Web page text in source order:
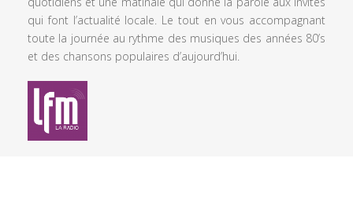
qui font l’actualité locale. Le tout en vous accompagnant
toute la journée au rythme des musiques des années 80’s
et des chansons populaires d’aujourd’hui.